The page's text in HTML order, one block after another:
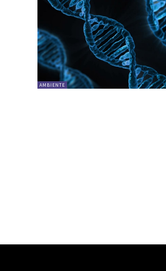
AMBIENTE